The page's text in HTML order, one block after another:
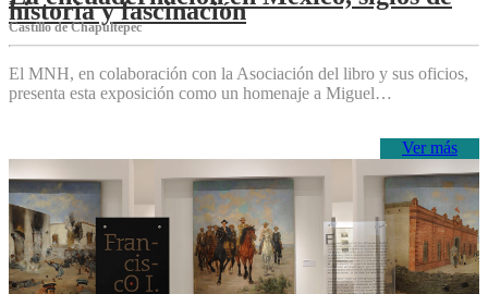
historia y fascinación
Castillo de Chapultepec
El MNH, en colaboración con la Asociación del libro y sus oficios,
presenta esta exposición como un homenaje a Miguel…
Ver más